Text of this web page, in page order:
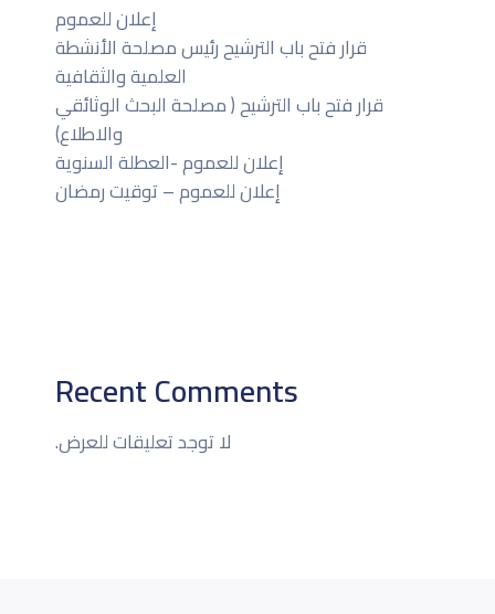
إعلان للعموم
قرار فتح باب الترشيح رئيس مصلحة الأنشطة
العلمية والثقافية
قرار فتح باب الترشيح ( مصلحة البحث الوثائقي
والاطلاع)
إعلان للعموم -العطلة السنوية
إعلان للعموم – توقيت رمضان
Recent Comments
لا توجد تعليقات للعرض.